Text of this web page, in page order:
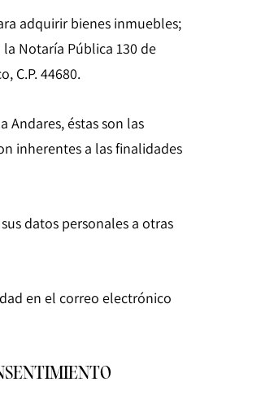
adquirir bienes inmuebles;
Notaría Pública 130 de
C.P. 44680.
éstas son las
inherentes a las finalidades
datos personales a otras
en el correo electrónico